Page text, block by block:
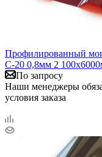
Профилированный
С-20 0,8мм 2
По запросу
Наши менеджеры
условия заказа